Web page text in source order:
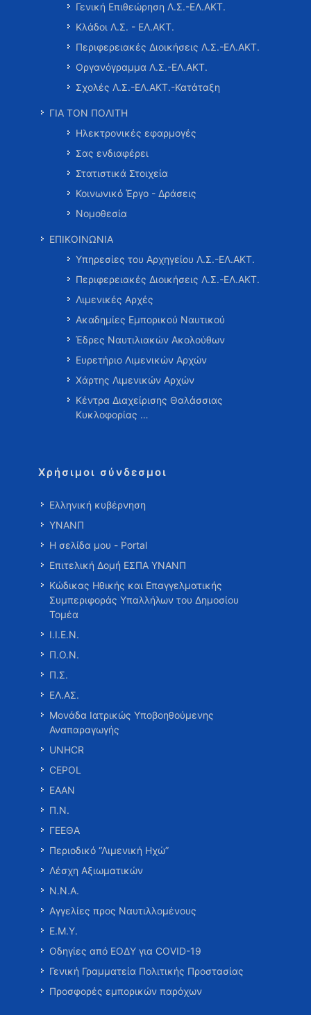
Γενική Επιθεώρηση Λ.Σ.-ΕΛ.ΑΚΤ.
Κλάδοι Λ.Σ. - ΕΛ.ΑΚΤ.
Περιφερειακές Διοικήσεις Λ.Σ.-ΕΛ.ΑΚΤ.
Οργανόγραμμα Λ.Σ.-ΕΛ.ΑΚΤ.
Σχολές Λ.Σ.-ΕΛ.ΑΚΤ.-Κατάταξη
ΓΙΑ ΤΟΝ ΠΟΛΙΤΗ
Ηλεκτρονικές εφαρμογές
Σας ενδιαφέρει
Στατιστικά Στοιχεία
Κοινωνικό Έργο - Δράσεις
Νομοθεσία
ΕΠΙΚΟΙΝΩΝΙΑ
Υπηρεσίες του Αρχηγείου Λ.Σ.-ΕΛ.ΑΚΤ.
Περιφερειακές Διοικήσεις Λ.Σ.-ΕΛ.ΑΚΤ.
Λιμενικές Αρχές
Ακαδημίες Εμπορικού Ναυτικού
Έδρες Ναυτιλιακών Ακολούθων
Ευρετήριο Λιμενικών Αρχών
Χάρτης Λιμενικών Αρχών
Κέντρα Διαχείρισης Θαλάσσιας
Κυκλοφορίας …
Χρήσιμοι σύνδεσμοι
Ελληνική κυβέρνηση
ΥΝΑΝΠ
Η σελίδα μου - Portal
Επιτελική Δομή ΕΣΠΑ ΥΝΑΝΠ
Κώδικας Ηθικής και Επαγγελματικής
Συμπεριφοράς Υπαλλήλων του Δημοσίου
Τομέα
Ι.Ι.Ε.Ν.
Π.Ο.Ν.
Π.Σ.
ΕΛ.ΑΣ.
Μονάδα Ιατρικώς Υποβοηθούμενης
Αναπαραγωγής
UNHCR
CEPOL
ΕΑΑΝ
Π.Ν.
ΓΕΕΘΑ
Περιοδικό “Λιμενική Ηχώ”
Λέσχη Αξιωματικών
Ν.Ν.Α.
Αγγελίες προς Ναυτιλλομένους
Ε.Μ.Υ.
Οδηγίες από ΕΟΔΥ για COVID-19
Γενική Γραμματεία Πολιτικής Προστασίας
Προσφορές εμπορικών παρόχων